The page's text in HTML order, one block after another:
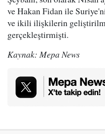
ve Hakan Fidan ile
ve ikili ilişkilerin
gerçekleştirmişti.
Kaynak: Mepa News